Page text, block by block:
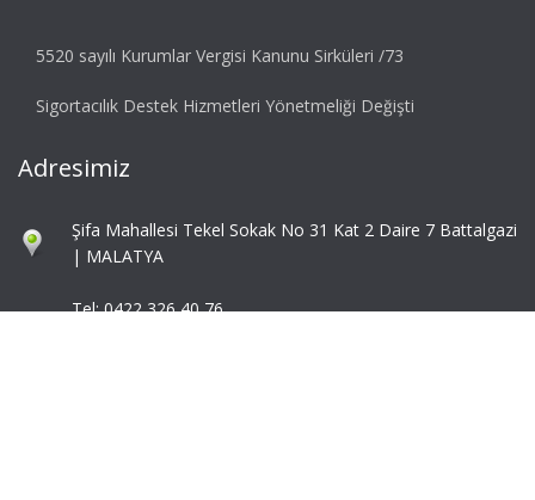
5520 sayılı Kurumlar Vergisi Kanunu Sirküleri /73
Sigortacılık Destek Hizmetleri Yönetmeliği Değişti
Adresimiz
Şifa Mahallesi Tekel Sokak No 31 Kat 2 Daire 7 Battalgazi
| MALATYA
Tel: 0422 326 40 76